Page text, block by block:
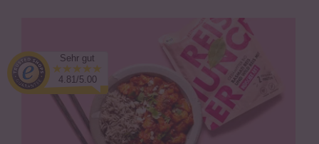
Sehr gut
4.81/5.00